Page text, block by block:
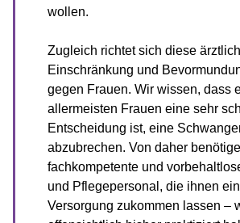
wollen.
Zugleich richtet sich diese
Einschränkung und
gegen Frauen. Wir wissen, dass
allermeisten Frauen eine sehr
Entscheidung ist, eine
abzubrechen. Von daher
fachkompetente und
und Pflegepersonal, die ihnen
Versorgung zukommen lassen –